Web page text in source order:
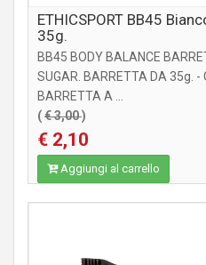
ETHICSPORT BB45
35g.
BB45 BODY BALANCE
SUGAR. BARRETTA DA 35g. -
BARRETTA A ...
(€ 3,00)
€ 2,10
Aggiungi al carrello